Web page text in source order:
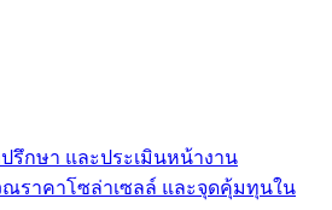
รึกษา และประเมินหน้างาน
ราคาโซล่าเซลล์ และจุดคุ้มทุนใน